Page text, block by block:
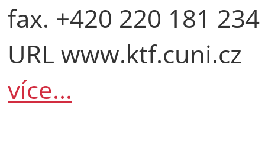
fax. +420 220 181 234
URL www.ktf.cuni.cz
více...